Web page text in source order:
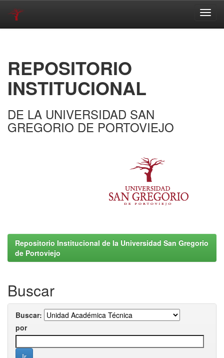
REPOSITORIO
INSTITUCIONAL
DE LA UNIVERSIDAD SAN
GREGORIO DE PORTOVIEJO
Repositorio Institucional de la Universidad San Gregorio
de Portoviejo
Buscar
Buscar:
por